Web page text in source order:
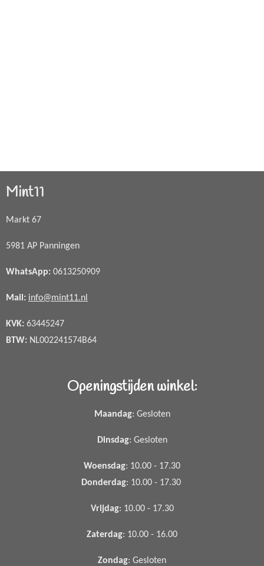
Mint11
Markt 67
5981 AP Panningen
WhatsApp: 0613250909
Mail: info@mint11.nl
KVK: 63445247
BTW: NL002241574B64
Openingstijden winkel:
Maandag: Gesloten
Dinsdag: Gesloten
Woensdag: 10.00 - 17.30
Donderdag: 10.00 - 17.30
Vrijdag: 10.00 - 17.30
Zaterdag: 10.00 - 16.00
Zondag: Gesloten